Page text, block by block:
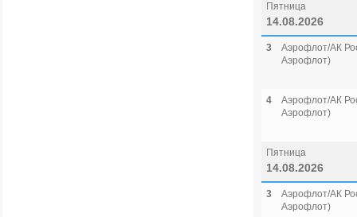
Пятница
14.08.2026
3
Аэрофлот/АК
Аэрофлот)
4
Аэрофлот/АК
Аэрофлот)
Пятница
14.08.2026
3
Аэрофлот/АК
Аэрофлот)